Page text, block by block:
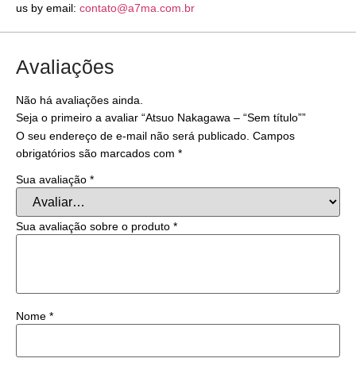
us by email: contato@a7ma.com.br
Avaliações
Não há avaliações ainda.
Seja o primeiro a avaliar “Atsuo Nakagawa – “Sem título””
O seu endereço de e-mail não será publicado. Campos
obrigatórios são marcados com *
Sua avaliação *
Sua avaliação sobre o produto *
Nome *